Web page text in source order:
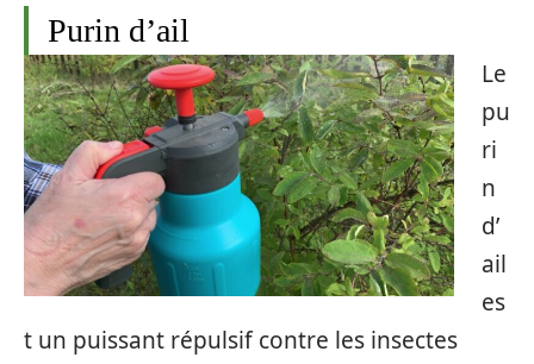
Purin d’ail
Le
pu
ri
n
d’
ail
es
t un puissant répulsif contre les insectes